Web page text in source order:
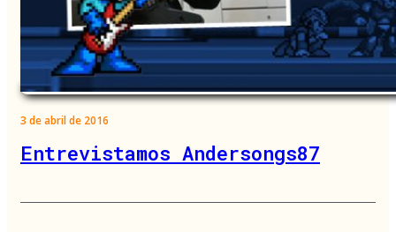
3 de abril de 2016
Entrevistamos Andersongs87